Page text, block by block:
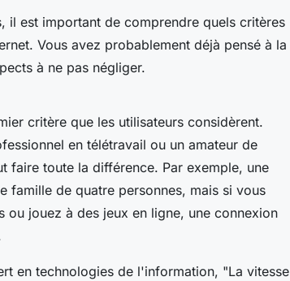
il est important de comprendre quels critères
Vous avez probablement déjà pensé à la
à ne pas négliger.
critère que les utilisateurs considèrent.
en télétravail ou un amateur de
faire toute la différence. Par exemple, une
famille de quatre personnes, mais si vous
jouez à des jeux en ligne, une connexion
en technologies de l'information, "La vitesse